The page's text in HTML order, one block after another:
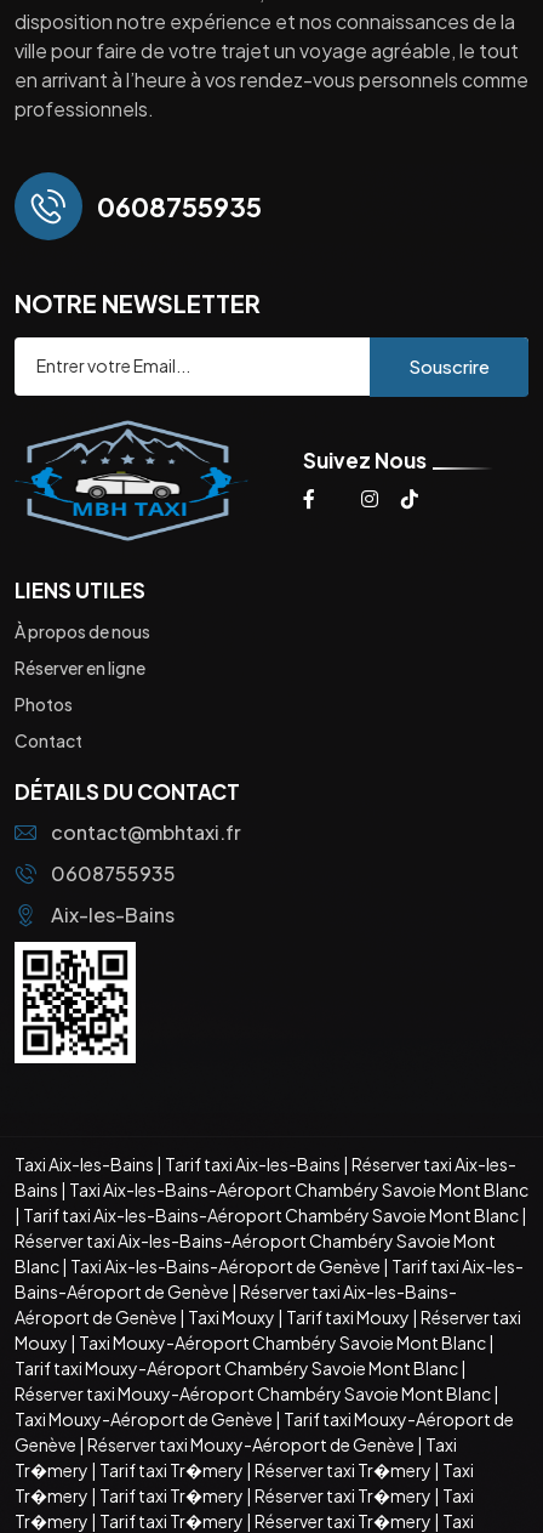
disposition notre expérience et nos connaissances de la
ville pour faire de votre trajet un voyage agréable, le tout
en arrivant à l’heure à vos rendez-vous personnels comme
professionnels.
0608755935
NOTRE NEWSLETTER
Souscrire
Suivez Nous
LIENS UTILES
À propos de nous
Réserver en ligne
Photos
Contact
DÉTAILS DU CONTACT
contact@mbhtaxi.fr
0608755935
Aix-les-Bains
Taxi Aix-les-Bains | Tarif taxi Aix-les-Bains | Réserver taxi Aix-les-
Bains | Taxi Aix-les-Bains-Aéroport Chambéry Savoie Mont Blanc
| Tarif taxi Aix-les-Bains-Aéroport Chambéry Savoie Mont Blanc|
Réserver taxi Aix-les-Bains-Aéroport Chambéry Savoie Mont
Blanc| Taxi Aix-les-Bains-Aéroport de Genève | Tarif taxi Aix-les-
Bains-Aéroport de Genève | Réserver taxi Aix-les-Bains-
Aéroport de Genève | Taxi Mouxy | Tarif taxi Mouxy | Réserver taxi
Mouxy | Taxi Mouxy-Aéroport Chambéry Savoie Mont Blanc|
Tarif taxi Mouxy-Aéroport Chambéry Savoie Mont Blanc|
Réserver taxi Mouxy-Aéroport Chambéry Savoie Mont Blanc|
Taxi Mouxy-Aéroport de Genève | Tarif taxi Mouxy-Aéroport de
Genève | Réserver taxi Mouxy-Aéroport de Genève | Taxi
Tr�mery | Tarif taxi Tr�mery | Réserver taxi Tr�mery | Taxi
Tr�mery | Tarif taxi Tr�mery | Réserver taxi Tr�mery | Taxi
Tr�mery | Tarif taxi Tr�mery | Réserver taxi Tr�mery | Taxi